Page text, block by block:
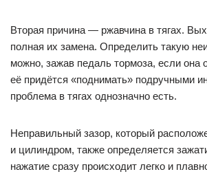
Вторая причина — ржавчина в тягах.
полная их замена. Определить такую
можно, зажав педаль тормоза, если она
её придётся «поднимать» подручными
проблема в тягах однозначно есть.
Неправильный зазор, который
и цилиндром, также определяется
нажатие сразу происходит легко и